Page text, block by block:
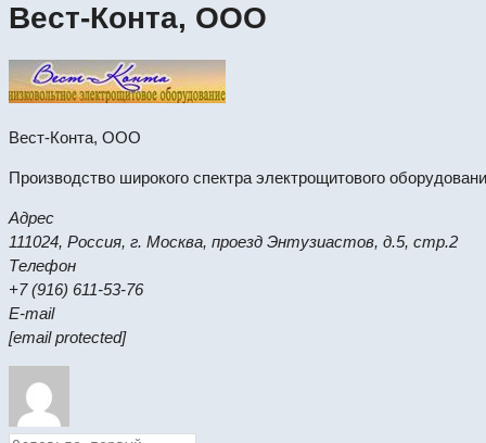
Вест-Конта, ООО
Вест-Конта, ООО
Производство широкого спектра электрощитового
Адрес
111024, Россия, г. Москва, проезд Энтузиастов, д.5, стр.2
Телефон
+7 (916) 611-53-76
E-mail
[email protected]